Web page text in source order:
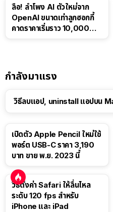
ลือ! ลำโพง AI ตัวใหม่จาก
OpenAI ขนาดเท่าลูกฮอกกี้
คาดราคาเริ่มราว 10,000
กำลังมาแรง
วิธีลบแอป, uninstall แอปบน
เปิดตัว Apple Pencil ใหม่ใช้
พอร์ต USB-C ราคา 3,190
บาท ขาย พ.ย. 2023 นี้
วิธีตั้งค่า Safari ให้ลื่นไหล
ระดับ 120 fps สำหรับ
iPhone และ iPad